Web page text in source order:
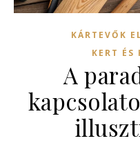
KÁRTEVŐK
KERT ÉS
A